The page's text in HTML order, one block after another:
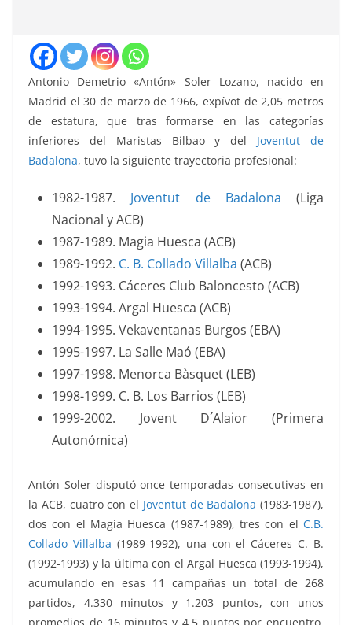
Antonio Demetrio «Antón» Soler Lozano, nacido en
Madrid el 30 de marzo de 1966, expívot de 2,05 metros
de estatura, que tras formarse en las categorías
inferiores del Maristas Bilbao y del Joventut de
Badalona, tuvo la siguiente trayectoria profesional:
1982-1987. Joventut de Badalona (Liga
Nacional y ACB)
1987-1989. Magia Huesca (ACB)
1989-1992. C. B. Collado Villalba (ACB)
1992-1993. Cáceres Club Baloncesto (ACB)
1993-1994. Argal Huesca (ACB)
1994-1995. Vekaventanas Burgos (EBA)
1995-1997. La Salle Maó (EBA)
1997-1998. Menorca Bàsquet (LEB)
1998-1999. C. B. Los Barrios (LEB)
1999-2002. Jovent D´Alaior (Primera
Autonómica)
Antón Soler disputó once temporadas consecutivas en
la ACB, cuatro con el Joventut de Badalona (1983-1987),
dos con el Magia Huesca (1987-1989), tres con el C.B.
Collado Villalba (1989-1992), una con el Cáceres C. B.
(1992-1993) y la última con el Argal Huesca (1993-1994),
acumulando en esas 11 campañas un total de 268
partidos, 4.330 minutos y 1.203 puntos, con unos